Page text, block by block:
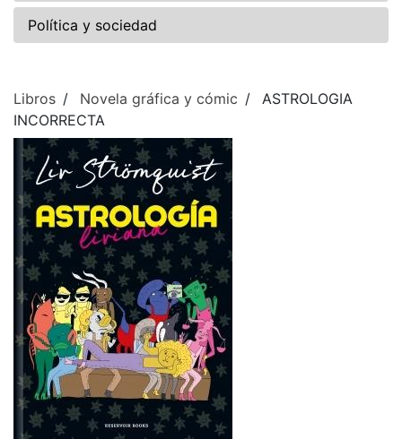
Política y sociedad
Libros Novela gráfica y cómic
ASTROLOGIA
INCORRECTA